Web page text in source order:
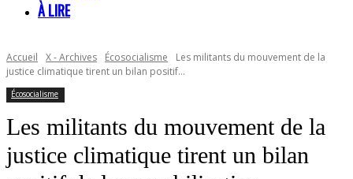
À LIRE
Accueil X - Archives Écosocialisme
Les militants du mouvement de la
justice climatique tirent un bilan positif...
Écosocialisme
Les militants du mouvement de la
justice climatique tirent un bilan